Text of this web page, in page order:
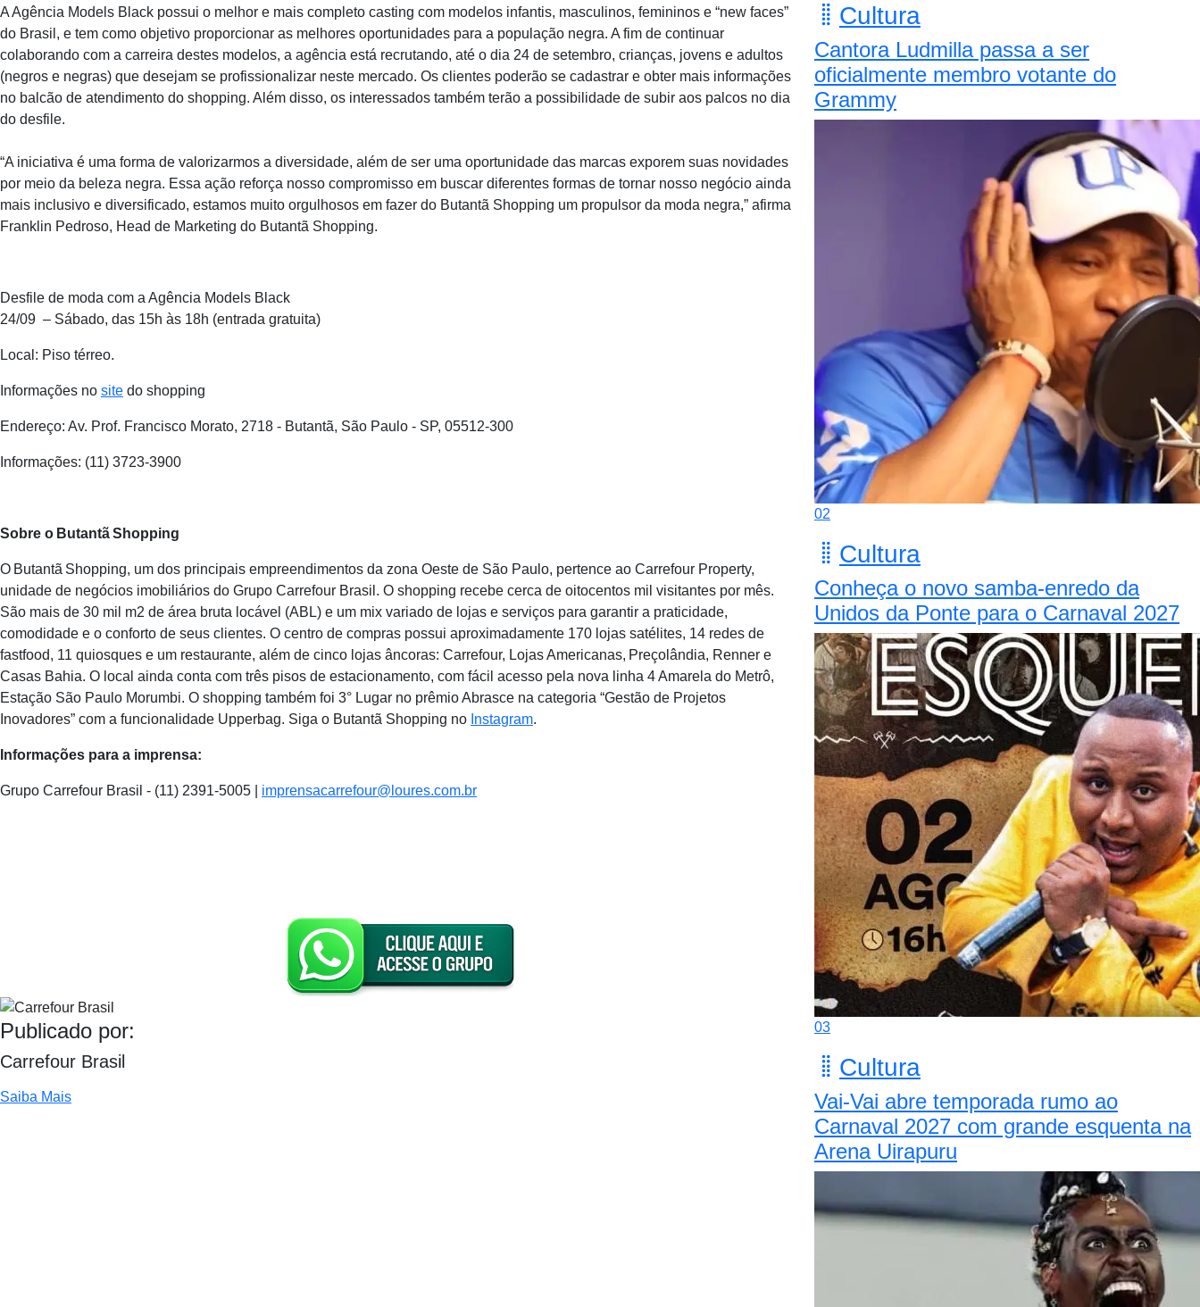
A Agência Models Black possui o melhor e mais completo casting com modelos infantis, masculinos, femininos e “new faces”
do Brasil, e tem como objetivo proporcionar as melhores oportunidades para a população negra. A fim de continuar
colaborando com a carreira destes modelos, a agência está recrutando, até o dia 24 de setembro, crianças, jovens e adultos
(negros e negras) que desejam se profissionalizar neste mercado. Os clientes poderão se cadastrar e obter mais informações
no balcão de atendimento do shopping. Além disso, os interessados também terão a possibilidade de subir aos palcos no dia
do desfile.
“A iniciativa é uma forma de valorizarmos a diversidade, além de ser uma oportunidade das marcas exporem suas novidades
por meio da beleza negra. Essa ação reforça nosso compromisso em buscar diferentes formas de tornar nosso negócio ainda
mais inclusivo e diversificado, estamos muito orgulhosos em fazer do Butantã Shopping um propulsor da moda negra,” afirma
Franklin Pedroso, Head de Marketing do Butantã Shopping.
Desfile de moda com a Agência Models Black
24/09 – Sábado, das 15h às 18h (entrada gratuita)
Local: Piso térreo.
Informações no site do shopping
Endereço: Av. Prof. Francisco Morato, 2718 - Butantã, São Paulo - SP, 05512-300
Informações: (11) 3723-3900
Sobre o Butantã Shopping
O Butantã Shopping, um dos principais empreendimentos da zona Oeste de São Paulo, pertence ao Carrefour Property,
unidade de negócios imobiliários do Grupo Carrefour Brasil. O shopping recebe cerca de oitocentos mil visitantes por mês.
São mais de 30 mil m2 de área bruta locável (ABL) e um mix variado de lojas e serviços para garantir a praticidade,
comodidade e o conforto de seus clientes. O centro de compras possui aproximadamente 170 lojas satélites, 14 redes de
fastfood, 11 quiosques e um restaurante, além de cinco lojas âncoras: Carrefour, Lojas Americanas, Preçolândia, Renner e
Casas Bahia. O local ainda conta com três pisos de estacionamento, com fácil acesso pela nova linha 4 Amarela do Metrô,
Estação São Paulo Morumbi. O shopping também foi 3° Lugar no prêmio Abrasce na categoria “Gestão de Projetos
Inovadores” com a funcionalidade Upperbag. Siga o Butantã Shopping no Instagram.
Informações para a imprensa:
Grupo Carrefour Brasil - (11) 2391-5005 | imprensacarrefour@loures.com.br
Publicado por:
Carrefour Brasil
Saiba Mais
Cultura
Cantora Ludmilla passa a ser
oficialmente membro votante do
Grammy
02
Cultura
Conheça o novo samba-enredo da
Unidos da Ponte para o Carnaval 2027
03
Cultura
Vai-Vai abre temporada rumo ao
Carnaval 2027 com grande esquenta na
Arena Uirapuru